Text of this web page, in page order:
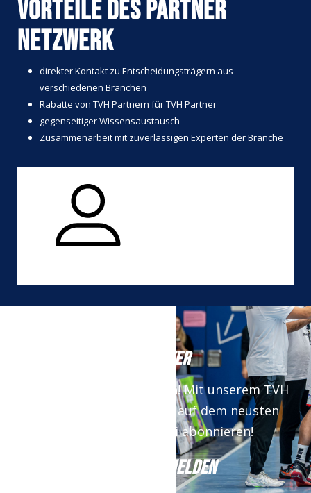
Vorteile des Partner
Netzwerk
direkter Kontakt zu Entscheidungsträgern aus
verschiedenen Branchen
Rabatte von TVH Partnern für TVH Partner
gegenseitiger Wissensaustausch
Zusammenarbeit mit zuverlässigen Experten der Branche
NEWSLETTER
Keine News mehr verpassen! Mit unserem TVH
Newsletter bist du immer auf dem neusten
Stand. Jetzt kostenfrei abonnieren!
JETZT ANMELDEN